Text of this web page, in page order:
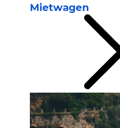
Mietwagen